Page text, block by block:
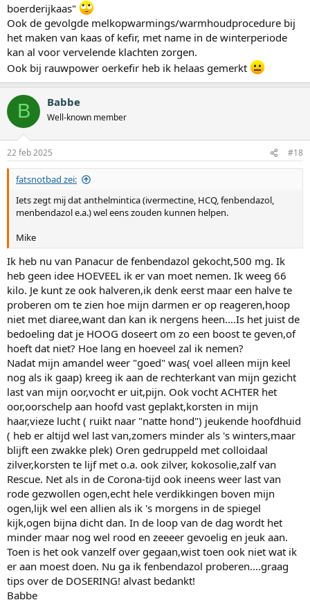
boerderijkaas"
Ook de gevolgde melkopwarmings/warmhoudprocedure bij
het maken van kaas of kefir, met name in de winterperiode
kan al voor vervelende klachten zorgen.
Ook bij rauwpower oerkefir heb ik helaas gemerkt
B Babbe
Well-known member
22 feb 2025 #18
fatsnotbad zei:
Iets zegt mij dat anthelmintica (ivermectine, HCQ, fenbendazol,
menbendazol e.a.) wel eens zouden kunnen helpen.
Mike
Ik heb nu van Panacur de fenbendazol gekocht,500 mg. Ik
heb geen idee HOEVEEL ik er van moet nemen. Ik weeg 66
kilo. Je kunt ze ook halveren,ik denk eerst maar een halve te
proberen om te zien hoe mijn darmen er op reageren,hoop
niet met diaree,want dan kan ik nergens heen....Is het juist de
bedoeling dat je HOOG doseert om zo een boost te geven,of
hoeft dat niet? Hoe lang en hoeveel zal ik nemen?
Nadat mijn amandel weer "goed" was( voel alleen mijn keel
nog als ik gaap) kreeg ik aan de rechterkant van mijn gezicht
last van mijn oor,vocht er uit,pijn. Ook vocht ACHTER het
oor,oorschelp aan hoofd vast geplakt,korsten in mijn
haar,vieze lucht ( ruikt naar "natte hond") jeukende hoofdhuid
( heb er altijd wel last van,zomers minder als 's winters,maar
blijft een zwakke plek) Oren gedruppeld met colloidaal
zilver,korsten te lijf met o.a. ook zilver, kokosolie,zalf van
Rescue. Net als in de Corona-tijd ook ineens weer last van
rode gezwollen ogen,echt hele verdikkingen boven mijn
ogen,lijk wel een allien als ik 's morgens in de spiegel
kijk,ogen bijna dicht dan. In de loop van de dag wordt het
minder maar nog wel rood en zeeeer gevoelig en jeuk aan.
Toen is het ook vanzelf over gegaan,wist toen ook niet wat ik
er aan moest doen. Nu ga ik fenbendazol proberen....graag
tips over de DOSERING! alvast bedankt!
Babbe